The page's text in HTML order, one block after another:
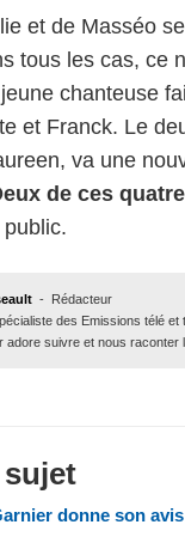
et de Masséo
tous les cas, ce
chanteuse
et Franck. Le
va une
de ces
- Rédacteur
des Emissions télé
adore suivre et nous raconter
sujet
donne son